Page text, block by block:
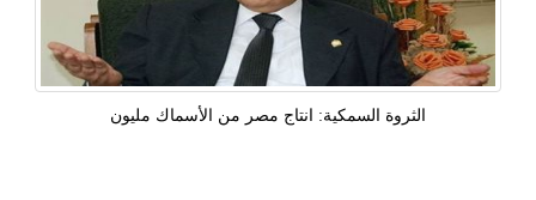
الثروة السمكية: انتاج مصر من الأسماك مليون